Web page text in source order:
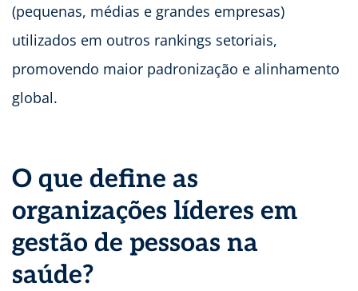
(pequenas, médias e grandes empresas)
utilizados em outros rankings setoriais,
promovendo maior padronização e alinhamento
global.
O que define as
organizações líderes em
gestão de pessoas na
saúde?